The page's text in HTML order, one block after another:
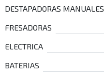
DESTAPADORAS MANUALES
FRESADORAS
ELECTRICA
BATERIAS